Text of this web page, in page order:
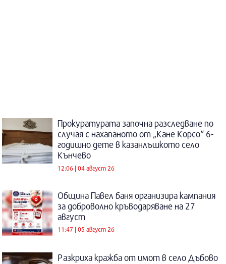
Прокуратурата започна разследване по
случая с нахапаното от „Кане Корсо“ 6-
годишно дете в казанлъшкото село
Кънчево
12:06 | 04 август 26
Община Павел баня организира кампания
за доброволно кръводаряване на 27
август
11:47 | 05 август 26
Разкриха кражба от имот в село Дъбово